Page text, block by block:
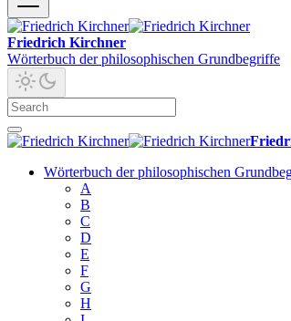
Friedrich Kirchner
Wörterbuch der philosophischen Grundbegriffe
Wörterbuch der philosophischen
A
B
C
D
E
F
G
H